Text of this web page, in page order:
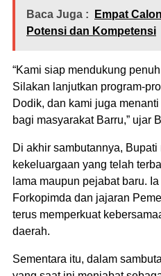
Baca Juga :
Empat
Potensi dan Kompetensi
“Kami siap mendukung
Silakan lanjutkan program-
Dodik, dan kami juga
bagi masyarakat Barru,” ujar
Di akhir sambutannya,
kekeluargaan yang telah
lama maupun pejabat baru.
Forkopimda dan jajaran
terus memperkuat
daerah.
Sementara itu, dalam